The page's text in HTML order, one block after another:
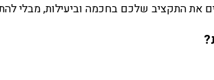
התקציב שלכם בחכמה וביעילות, מבלי